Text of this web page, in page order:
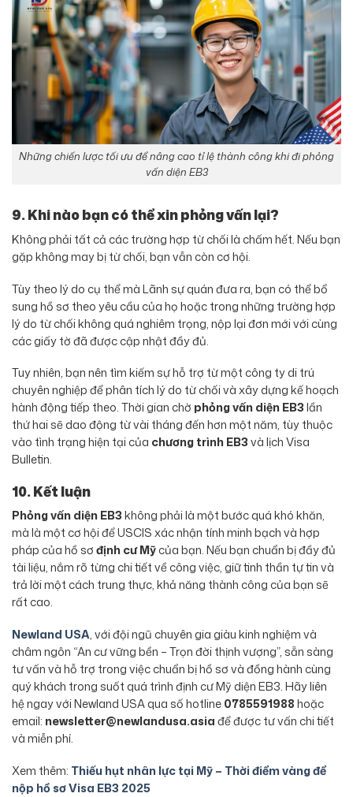
Những chiến lược tối ưu để nâng cao tỉ lệ thành công khi đi phỏng
vấn diện EB3
9. Khi nào bạn có thể xin phỏng vấn lại?
Không phải tất cả các trường hợp từ chối là chấm hết. Nếu bạn
gặp không may bị từ chối, bạn vẫn còn cơ hội.
Tùy theo lý do cụ thể mà Lãnh sự quán đưa ra, bạn có thể bổ
sung hồ sơ theo yêu cầu của họ hoặc trong những trường hợp
lý do từ chối không quá nghiêm trọng, nộp lại đơn mới với cùng
các giấy tờ đã được cập nhật đầy đủ.
Tuy nhiên, bạn nên tìm kiếm sự hỗ trợ từ một công ty di trú
chuyên nghiệp để phân tích lý do từ chối và xây dựng kế hoạch
hành động tiếp theo. Thời gian chờ phỏng vấn diện EB3lần
thứ hai sẽ dao động từ vài tháng đến hơn một năm, tùy thuộc
vào tình trạng hiện tại của chương trình EB3và lịch Visa
Bulletin.
10. Kết luận
Phỏng vấn diện EB3không phải là một bước quá khó khăn,
mà là một cơ hội để USCIS xác nhận tính minh bạch và hợp
pháp của hồ sơđịnh cư Mỹcủa bạn. Nếu bạn chuẩn bị đầy đủ
tài liệu, nắm rõ từng chi tiết về công việc, giữ tinh thần tự tin và
trả lời một cách trung thực, khả năng thành công của bạn sẽ
rất cao.
Newland USA, với đội ngũ chuyên gia giàu kinh nghiệm và
châm ngôn “An cư vững bền – Trọn đời thịnh vượng”, sẵn sàng
tư vấn và hỗ trợ trong việc chuẩn bị hồ sơ và đồng hành cùng
quý khách trong suốt quá trình định cư Mỹ diện EB3. Hãy liên
hệ ngay với Newland USA qua số hotline0785591988hoặc
email: newsletter@newlandusa.asiađể được tư vấn chi tiết
và miễn phí.
Xem thêm: Thiếu hụt nhân lực tại Mỹ – Thời điểm vàng để
nộp hồ sơ Visa EB3 2025